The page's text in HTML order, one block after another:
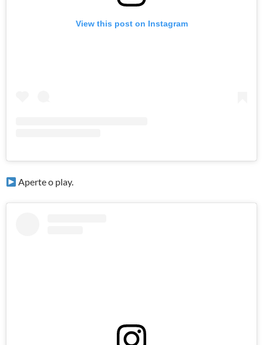
View this post on Instagram
Aperte o play.